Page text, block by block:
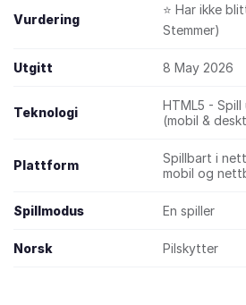
Vurdering
⭐ Har ikke
Stemmer)
Utgitt 8 May 2026
Teknologi
HTML5 -
(mobil &
Plattform
Spillbart i
mobil og
Spillmodus En spiller
Norsk Pilskytter